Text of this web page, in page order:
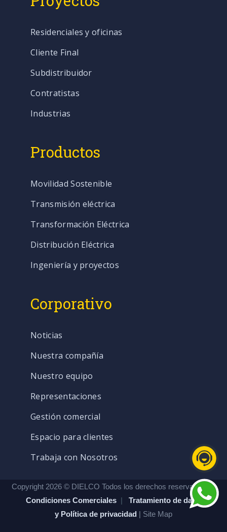
Residenciales y oficinas
Cliente Final
Subdistribuidor
Contratistas
Industrias
Productos
Movilidad Sostenible
Transmisión eléctrica
Transformación Eléctrica
Distribución Eléctrica
Ingeniería y proyectos
Corporativo
Noticias
Nuestra compañía
Nuestro equipo
Representaciones
Gestión comercial
Espacio para clientes
Trabaja con Nosotros
Copyright 2026 © DIELCO Todos los derechos reservados. |
Condiciones Comerciales | Tratamiento de datos
y Política de privacidad | Site Map